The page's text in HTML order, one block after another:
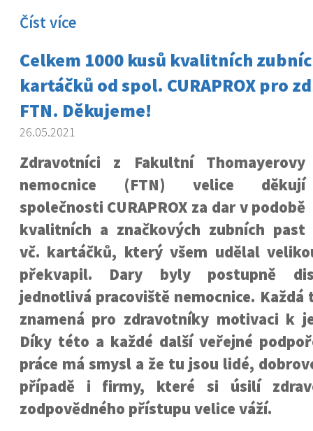
Číst více
Celkem 1000 kusů kvalitních
kartáčků od spol. CURAPROX pro
FTN. Děkujeme!
26.05.2021
Zdravotníci z Fakultní Thomayerovy
nemocnice (FTN) velice děkují
společnosti CURAPROX za dar v podobě
kvalitních a značkových zubních past
vč. kartáčků, který všem udělal
překvapil. Dary byly postupně
jednotlivá pracoviště nemocnice.
znamená pro zdravotníky motivaci k
Díky této a každé další veřejné
práce má smysl a že tu jsou lidé,
případě i firmy, které si úsilí
zodpovědného přístupu velice váží.